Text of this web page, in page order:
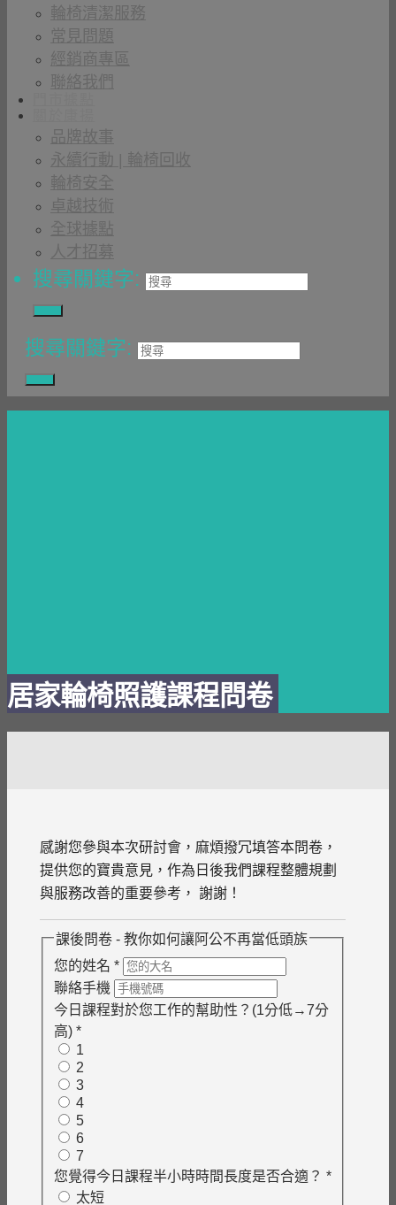
輪椅清潔服務
常見問題
經銷商專區
聯絡我們
品牌故事
永續行動 | 輪椅回收
輪椅安全
卓越技術
全球據點
人才招募
搜尋關鍵字:
搜尋關鍵字:
居家輪椅照護課程問卷
感謝您參與本次研討會，麻煩撥冗填答本問卷，
提供您的寶貴意見，作為日後我們課程整體規劃
與服務改善的重要參考， 謝謝！
課後問卷 - 教你如何讓阿公不再當低頭族
您的姓名 *
聯絡手機
今日課程對於您工作的幫助性？(1分低→7分
高) *
1
2
3
4
5
6
7
您覺得今日課程半小時時間長度是否合適？ *
太短